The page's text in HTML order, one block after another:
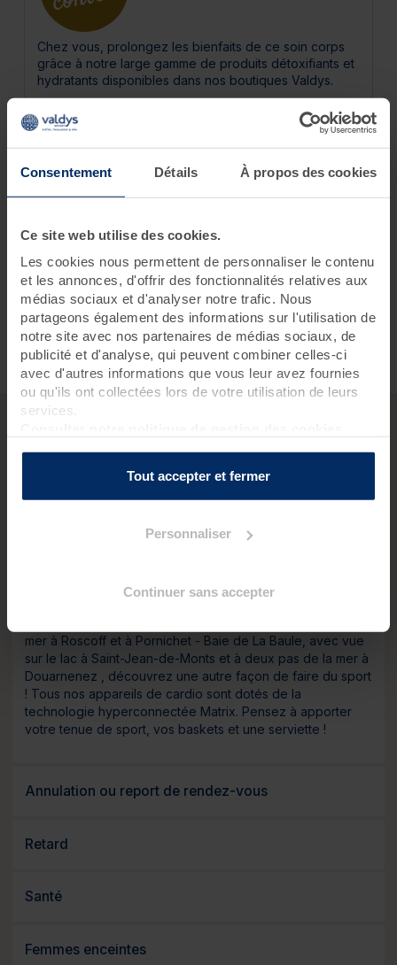
Consentement Détails À propos des cookies
Ce site web utilise des cookies.
Les cookies nous permettent de personnaliser le contenu
et les annonces, d'offrir des fonctionnalités relatives aux
médias sociaux et d'analyser notre trafic. Nous
partageons également des informations sur l'utilisation de
notre site avec nos partenaires de médias sociaux, de
publicité et d'analyse, qui peuvent combiner celles-ci
avec d'autres informations que vous leur avez fournies
ou qu'ils ont collectées lors de votre utilisation de leurs
services.
Tout accepter et fermer
Personnaliser
Continuer sans accepter
Chez vous, prolongez les bienfaits de ce soin corps
grâce à notre large gamme de produits détoxifiants et
hydratants disponibles dans nos boutiques Valdys.
vous offre un accès illimité au Spa Marin et à l’Espace
Cardio-training toute la journée de vos soins. Profitez-
en ! Prix d’une entrée individuelle : de 26 € à 34 €
(selon la destination).
QUESTIONS PRATIQUES
Annulation ou report de rendez-vous
Retard
Santé
Femmes enceintes
nos boutiques Valdys). Les peignoirs et les serviettes de
mer à Roscoff et à Pornichet - Baie de La Baule, avec vue
sur le lac à Saint-Jean-de-Monts et à deux pas de la mer à
Douarnenez , découvrez une autre façon de faire du sport
! Tous nos appareils de cardio sont dotés de la
technologie hyperconnectée Matrix. Pensez à apporter
votre tenue de sport, vos baskets et une serviette !